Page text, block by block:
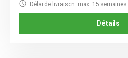
Délai de livraison: max. 15 semaines
Détails